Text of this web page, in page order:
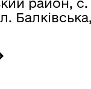
район, с.